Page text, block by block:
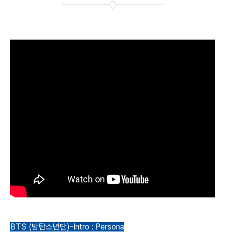
BTS (방탄소년단)-Intro : Persona